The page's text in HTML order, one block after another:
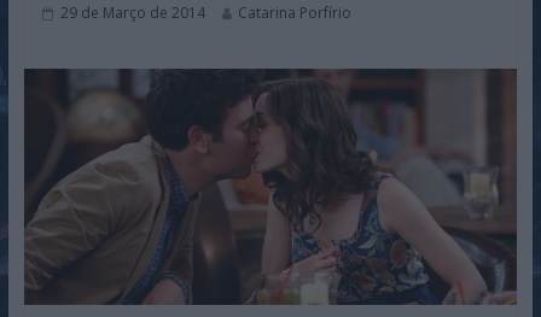
29 de Março de 2014 Catarina Porfírio